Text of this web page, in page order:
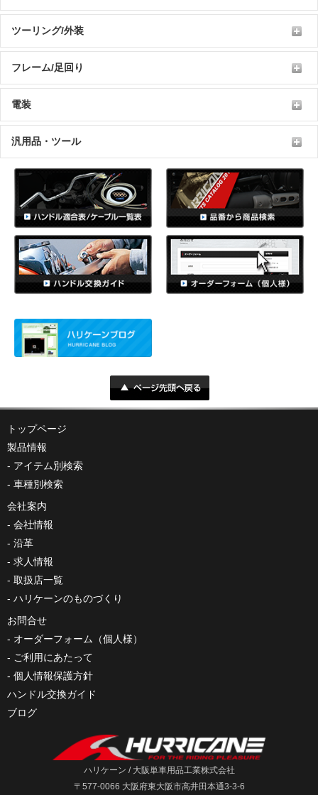
ツーリング/外装
フレーム/足回り
電装
汎用品・ツール
トップページ
製品情報
アイテム別検索
車種別検索
会社案内
会社情報
沿革
求人情報
取扱店一覧
ハリケーンのものづくり
お問合せ
オーダーフォーム（個人様）
ご利用にあたって
個人情報保護方針
ハンドル交換ガイド
ブログ
ハリケーン / 大阪単車用品工業株式会社
〒577-0066 大阪府東大阪市高井田本通3-3-6